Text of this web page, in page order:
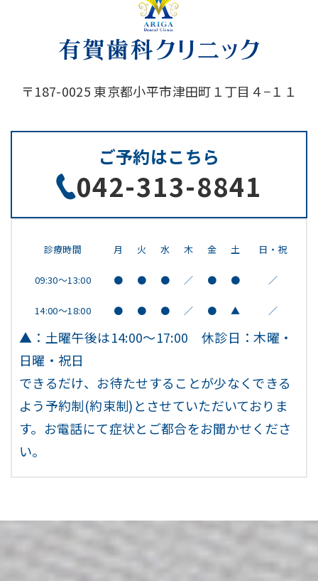
〒187-0025 東京都小平市津田町１丁目４−１１
ご予約はこちら
042-313-8841
診療時間 月 火 水 木 金 土 日・祝
09:30～13:00 ● ● ● ／ ● ● ／
14:00～18:00 ● ● ● ／ ● ▲ ／
▲：土曜午後は14:00～17:00 休診日：木曜・
日曜・祝日
できるだけ、お待たせすることが少なくできる
よう予約制(約束制)とさせていただいておりま
す。お電話にて症状とご都合をお聞かせくださ
い。